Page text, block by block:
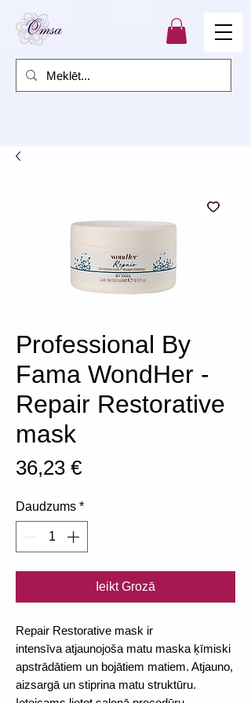
Professional By
Fama WondHer -
Repair Restorative
mask
36,23 €Cena
Daudzums *
Ieikt Grozā
Repair Restorative mask ir
intensīva atjaunojoša matu maska ķīmiski
apstrādātiem un bojātiem matiem. Atjauno,
aizsargā un stiprina matu struktūru.